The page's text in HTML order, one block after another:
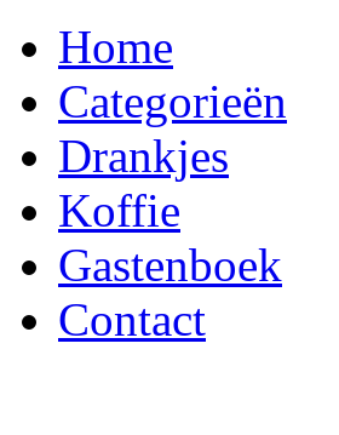
Home
Categorieën
Drankjes
Koffie
Gastenboek
Contact